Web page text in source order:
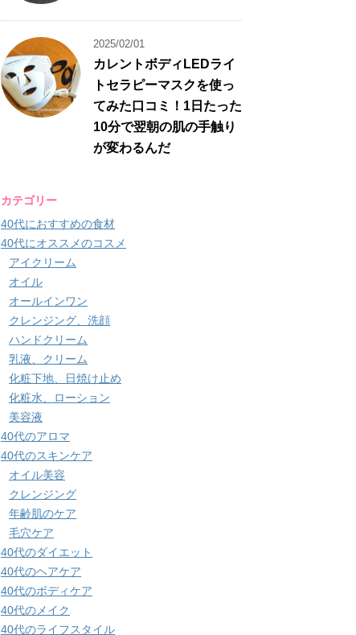
2025/02/01
カレントボディLEDライ
トセラピーマスクを使っ
てみた口コミ！1日たった
10分で翌朝の肌の手触り
が変わるんだ
カテゴリー
40代におすすめの食材
40代にオススメのコスメ
アイクリーム
オイル
オールインワン
クレンジング、洗顔
ハンドクリーム
乳液、クリーム
化粧下地、日焼け止め
化粧水、ローション
美容液
40代のアロマ
40代のスキンケア
オイル美容
クレンジング
年齢肌のケア
毛穴ケア
40代のダイエット
40代のヘアケア
40代のボディケア
40代のメイク
40代のライフスタイル